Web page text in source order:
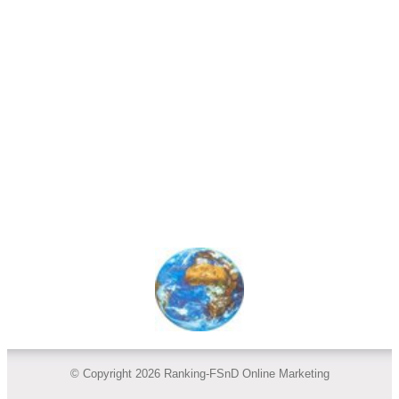
© Copyright 2026 Ranking-FSnD Online Marketing